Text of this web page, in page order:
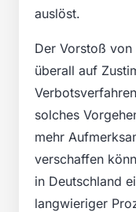
auslöst.
Der Vorstoß
überall auf
solches
mehr
verschaffen
in Deutschland
langwieriger